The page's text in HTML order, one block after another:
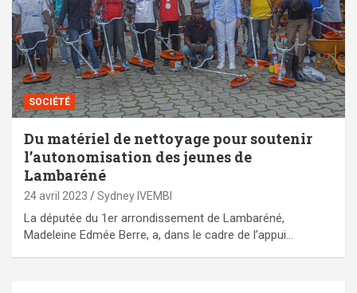
SOCIÉTÉ
Du matériel de nettoyage pour soutenir
l’autonomisation des jeunes de
Lambaréné
24 avril 2023 Sydney IVEMBI
La députée du 1er arrondissement de Lambaréné,
Madeleine Edmée Berre, a, dans le cadre de l’appui…